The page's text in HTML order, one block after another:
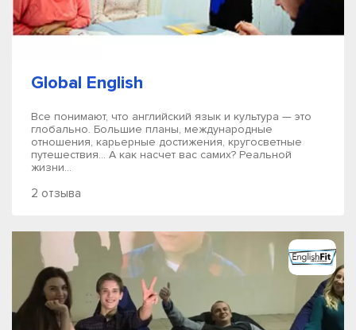
Global English
Все понимают, что английский язык и культура — это
глобально. Большие планы, международные
отношения, карьерные достижения, кругосветные
путешествия… А как насчет вас самих? Реальной
жизни...
2 отзыва